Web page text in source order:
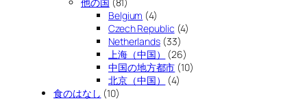
Belgium (4)
Czech Republic (4)
Netherlands(33)
上海（中国）
(26)
中国の地方都市 (10)
北京（中国）
(4)
食のはなし (10)